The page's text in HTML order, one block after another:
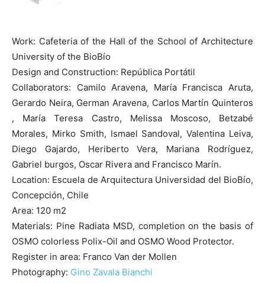
Work: Cafeteria of the Hall of the School of Architecture
University of the BioBío
Design and Construction: República Portátil
Collaborators: Camilo Aravena, María Francisca Aruta,
Gerardo Neira, German Aravena, Carlos Martín Quinteros
, María Teresa Castro, Melissa Moscoso, Betzabé
Morales, Mirko Smith, Ismael Sandoval, Valentina Leiva,
Diego Gajardo, Heriberto Vera, Mariana Rodríguez,
Gabriel burgos, Oscar Rivera and Francisco Marín.
Location: Escuela de Arquitectura Universidad del BioBío,
Concepción, Chile
Area: 120 m2
Materials: Pine Radiata MSD, completion on the basis of
OSMO colorless Polix-Oil and OSMO Wood Protector.
Register in area: Franco Van der Mollen
Photography: Gino Zavala Bianchi